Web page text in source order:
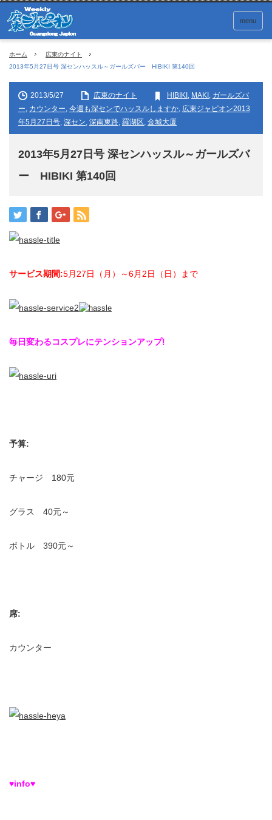
menu
ホーム
広東のナイト
2013年5月27日号 深センハッスル～ガールズバー HIBIKI 第140回
2013/5/27 広東のナイト HIBIKI , MAKI , ガールズバ
ー, カウンター, 今週も深センでハッスルしますか, 広東ジャピオン2013
年5月27日号, 深セン, 深南東路, 羅湖区, 金城大厦
2013年5月27日号 深センハッスル～ガールズバ
ー HIBIKI 第140回
サービス期間:5月27日（月）～6月2日（日）まで
毎日変わるコスプレにテンションアップ!
予算:
チャージ 180元
グラス 40元～
ボトル 390元～
席:
カウンター
♥info♥